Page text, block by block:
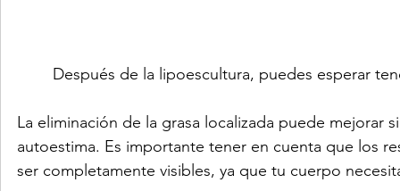
Después de la lipoescultura, puedes esperar
La eliminación de la grasa localizada puede
autoestima. Es importante tener en cuenta que los
ser completamente visibles, ya que tu cuerpo